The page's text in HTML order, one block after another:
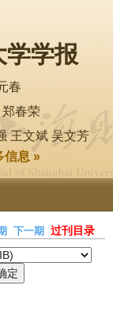
学学报
春
春荣
王文斌 吴文芳
信息 »
下一期
过刊目录